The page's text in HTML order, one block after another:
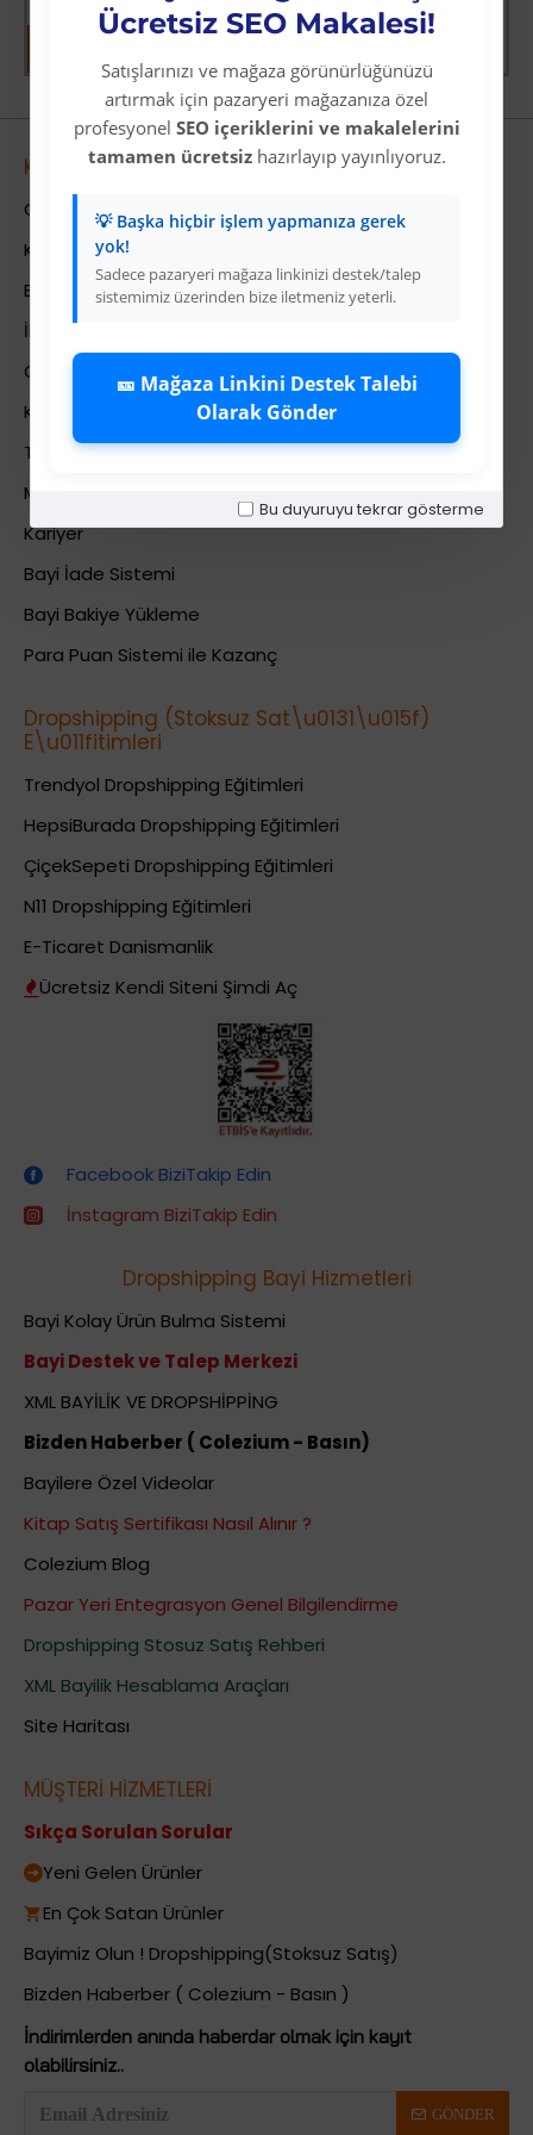
Ücretsiz SEO Makalesi!
Satışlarınızı ve mağaza görünürlüğünüzü
artırmak için pazaryeri mağazanıza özel
profesyonel SEO içeriklerini ve makalelerini
tamamen ücretsizhazırlayıp yayınlıyoruz.
💡 Başka hiçbir işlem yapmanıza gerek
yok!
Sadece pazaryeri mağaza linkinizi destek/talep
sistemimiz üzerinden bize iletmeniz yeterli.
🎫 Mağaza Linkini Destek Talebi
Olarak Gönder
Bu duyuruyu tekrar gösterme
Kurumsal
Colezium Hakkında
Kurumsal Bilgiler
Banka Hesab Bilgileri
İletişim
Gizlilik Politikası
Kullanıcı Sözleşmesi
Teslimat Bilgileri
Mesafeli Satış Sözleşmesi
Kariyer
Bayi İade Sistemi
Bayi Bakiye Yükleme
Para Puan Sistemi ile Kazanç
Dropshipping (Stoksuz Sat\u0131\u015f)
E\u011fitimleri
Trendyol Dropshipping Eğitimleri
HepsiBurada Dropshipping Eğitimleri
ÇiçekSepeti Dropshipping Eğitimleri
N11 Dropshipping Eğitimleri
E-Ticaret Danismanlik
Ücretsiz Kendi Siteni Şimdi Aç
Facebook BiziTakip Edin
İnstagram BiziTakip Edin
Dropshipping Bayi Hizmetleri
Bayi Kolay Ürün Bulma Sistemi
Bayi Destek ve Talep Merkezi
XML BAYİLİK VE DROPSHİPPİNG
Bizden Haberber ( Colezium - Basın)
Bayilere Özel Videolar
Kitap Satış Sertifikası Nasıl Alınır ?
Colezium Blog
Pazar Yeri Entegrasyon Genel Bilgilendirme
Dropshipping Stosuz Satış Rehberi
XML Bayilik Hesablama Araçları
Site Haritası
MÜŞTERİ HİZMETLERİ
Sıkça Sorulan Sorular
Yeni Gelen Ürünler
En Çok Satan Ürünler
Bayimiz Olun ! Dropshipping(Stoksuz Satış)
Bizden Haberber ( Colezium - Basın )
İndirimlerden anında haberdar olmak için kayıt
olabilirsiniz..
GÖNDER